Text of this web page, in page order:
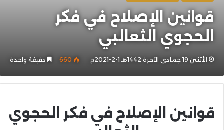
قوانين الإصلاح في فكر
الحجوي الثعالبي
الأثنين 19 جمادى الآخرة 1442هـ 1-2-2021م 660 دقيقة واحدة
قوانين الإصلاح في فكر الحجوي